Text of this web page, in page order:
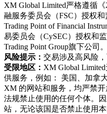
XM Global Limited严格遵循
融服务委员会（FSC）授权和
Trading Point of Financial
易委员会（CySEC）授权和
Trading Point Group旗下公司。
风险提示： 交易涉及高风险
受限地区： XM Global
供服务，例如： 美国、加拿
XM 的网站和服务，均严禁
法规禁止使用的任何个体。
站，无论该国是否禁止使用